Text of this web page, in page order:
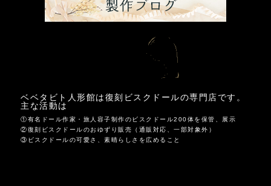
ベベタビト人形館は復刻ビスクドールの専門店です。
主な活動は
①有名ドール作家・旅人容子制作のビスクドール200体を保管、展示
②復刻ビスクドールのおゆずり販売（通販対応、一部対象外）
③ビスクドールの可愛さ、素晴らしさを広めること